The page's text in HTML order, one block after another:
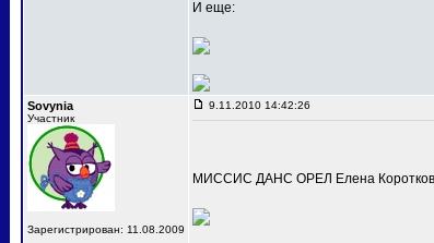
И еще:
Sovynia
Участник
Зарегистрирован: 11.08.2009
9.11.2010 14:42:26
МИССИС ДАНС ОРЕЛ Елена